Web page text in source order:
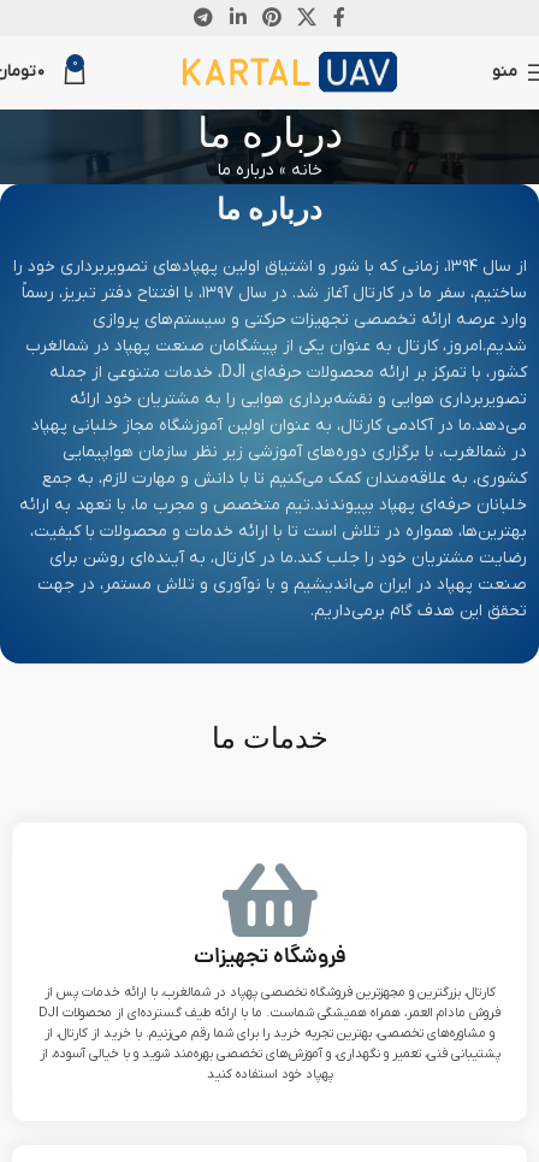
منو 0
0
درباره ما
خانه » درباره ما
درباره ما
از سال ۱۳۹۴، زمانی که با شور و اشتیاق اولین پهپادهای تصویربرداری خود را
ساختیم، سفر ما در کارتال آغاز شد. در سال ۱۳۹۷، با افتتاح دفتر تبریز، رسماً
وارد عرصه ارائه تخصصی تجهیزات حرکتی و سیستم‌های پروازی
شدیم.امروز، کارتال به عنوان یکی از پیشگامان صنعت پهپاد در شمالغرب
کشور، با تمرکز بر ارائه محصولات حرفه‌ای DJI، خدمات متنوعی از جمله
تصویربرداری هوایی و نقشه‌برداری هوایی را به مشتریان خود ارائه
می‌دهد.ما در آکادمی کارتال، به عنوان اولین آموزشگاه مجاز خلبانی پهپاد
در شمالغرب، با برگزاری دوره‌های آموزشی زیر نظر سازمان هواپیمایی
کشوری، به علاقه‌مندان کمک می‌کنیم تا با دانش و مهارت لازم، به جمع
خلبانان حرفه‌ای پهپاد بپیوندند.تیم متخصص و مجرب ما، با تعهد به ارائه
بهترین‌ها، همواره در تلاش است تا با ارائه خدمات و محصولات با کیفیت،
رضایت مشتریان خود را جلب کند.ما در کارتال، به آینده‌ای روشن برای
صنعت پهپاد در ایران می‌اندیشیم و با نوآوری و تلاش مستمر، در جهت
تحقق این هدف گام برمی‌داریم.
خدمات ما
فروشگاه تجهیزات
کارتال، بزرگترین و مجهزترین فروشگاه تخصصی پهپاد در شمالغرب، با ارائه خدمات پس از
فروش مادام العمر، همراه همیشگی شماست. ما با ارائه طیف گسترده‌ای از محصولات DJI
و مشاوره‌های تخصصی، بهترین تجربه خرید را برای شما رقم می‌زنیم. با خرید از کارتال، از
پشتیبانی فنی، تعمیر و نگهداری، و آموزش‌های تخصصی بهره‌مند شوید و با خیالی آسوده، از
پهپاد خود استفاده کنید